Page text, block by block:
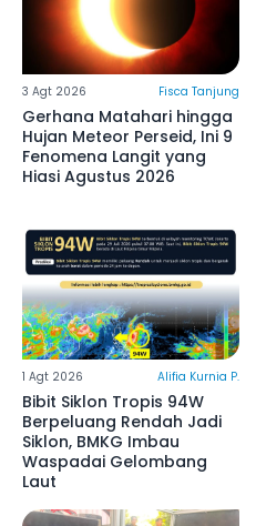
3 Agt 2026 Fisca Tanjung
Gerhana Matahari hingga
Hujan Meteor Perseid, Ini 9
Fenomena Langit yang
Hiasi Agustus 2026
1 Agt 2026 Alifia Kurnia P.
Bibit Siklon Tropis 94W
Berpeluang Rendah Jadi
Siklon, BMKG Imbau
Waspadai Gelombang
Laut